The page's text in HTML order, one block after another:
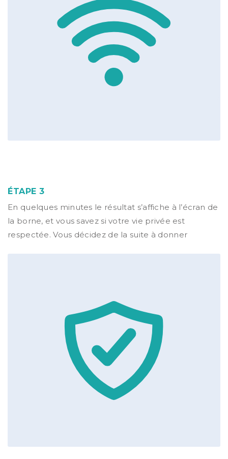
ÉTAPE 3
En quelques minutes le résultat s’affiche à l’écran de
la borne, et vous savez si votre vie privée est
respectée. Vous décidez de la suite à donner